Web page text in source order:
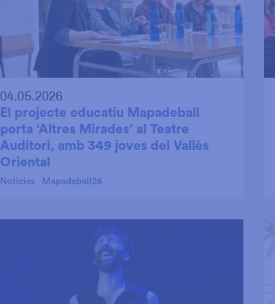
04.05.2026
El projecte educatiu Mapadeball
porta ‘Altres Mirades’ al Teatre
Auditori, amb 349 joves del Vallès
Oriental
Notícies Mapadeball26